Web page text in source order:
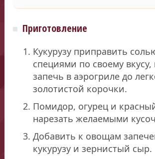
Приготовление
Кукурузу приправить
специями по своему вкусу,
запечь в аэрогриле до
золотистой корочки.
Помидор, огурец и
нарезать желаемыми
Добавить к овощам
кукурузу и зернистый сыр.